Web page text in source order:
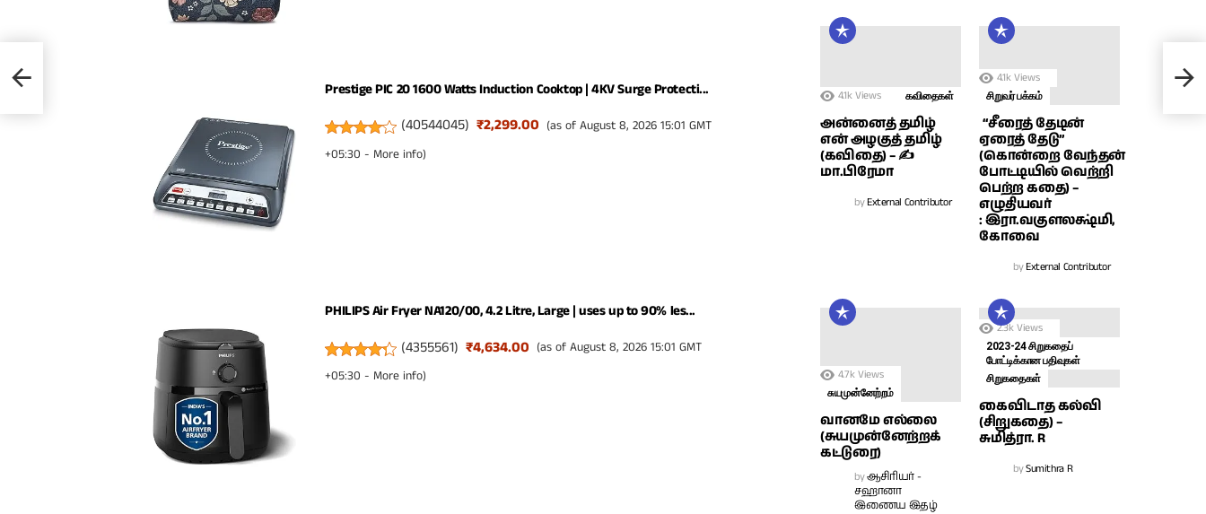
Prestige PIC 20 1600 Watts Induction Cooktop | 4KV Surge Protecti...
(40544045) ₹2,299.00 (as of August 8, 2026 15:01 GMT
+05:30 - More info)
PHILIPS Air Fryer NA120/00, 4.2 Litre, Large | uses up to 90% les...
(4355561) ₹4,634.00 (as of August 8, 2026 15:01 GMT
+05:30 - More info)
4.1k Views கவிதைகள்
அன்னைத் தமிழ்
என் அழகுத் தமிழ்
(கவிதை) – ✍
மா.பிரேமா
byExternal Contributor
4.1k Views
சிறுவர் பக்கம்
“சீரைத் தேடின்
ஏரைத் தேடு”
(கொன்றை வேந்தன்
போட்டியில் வெற்றி
பெற்ற கதை) –
எழுதியவர்
: இரா.வகுளலக்ஷ்மி,
கோவை
byExternal Contributor
4.7k Views
சுயமுன்னேற்றம்
வானமே எல்லை
(சுயமுன்னேற்றக்
கட்டுரை)
byஆசிரியர் -
சஹானா
இணைய இதழ்
2.3k Views
2023-24 சிறுகதைப்
போட்டிக்கான பதிவுகள்
சிறுகதைகள்
கைவிடாத கல்வி
(சிறுகதை) –
சுமித்ரா. R
bySumithra R